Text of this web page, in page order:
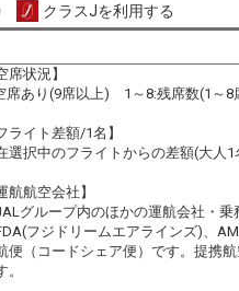
クラスJを利用する
席状況】
席あり(9席以上) 1～8:残席数(1～
ライト差額/1名】
選択中のフライトからの差額(大人1
航航空会社】
グループ内のほかの運航会社・
フジドリームエアラインズ)、
便（コードシェア便）です。提携
。